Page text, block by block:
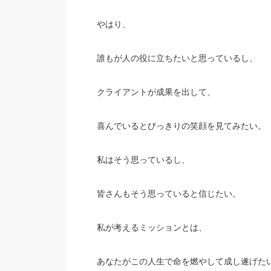
やはり、
誰もが人の役に立ちたいと思っているし、
クライアントが成果を出して、
喜んでいるとびっきりの笑顔を見てみたい。
私はそう思っているし、
皆さんもそう思っていると信じたい。
私が考えるミッションとは、
あなたがこの人生で命を燃やして成し遂げた